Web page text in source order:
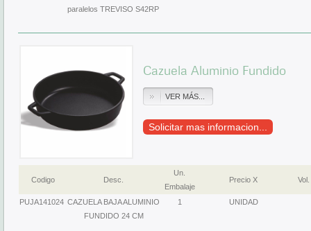
paralelos TREVISO S42RP
Cazuela Aluminio Fundido
VER MÁS...
Solicitar mas informacion...
Codigo Desc.
Un.
Embalaje
Precio X Vol.
PUJA141024 CAZUELA BAJA ALUMINIO
FUNDIDO 24 CM
1 UNIDAD